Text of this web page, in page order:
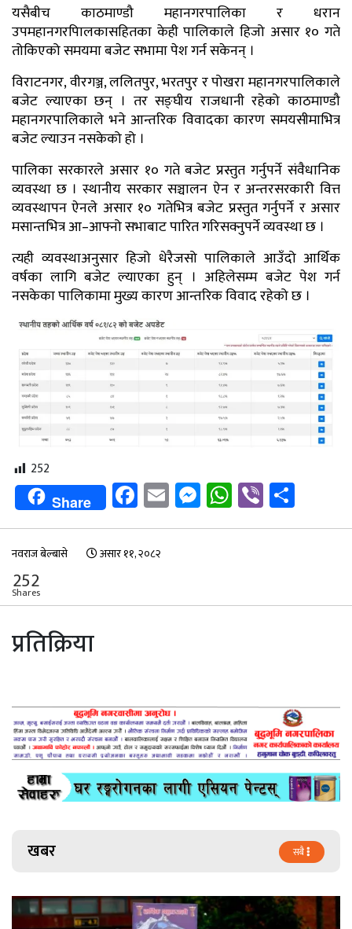
यसैबीच काठमाण्डौ महानगरपालिका र धरान
उपमहानगरपािलकासहितका केही पालिकाले हिजो असार १० गते
तोकिएको समयमा बजेट सभामा पेश गर्न सकेनन् ।
विराटनगर, वीरगञ्ज, ललितपुर, भरतपुर र पोखरा महानगरपालिकाले
बजेट ल्याएका छन् । तर सङ्घीय राजधानी रहेको काठमाण्डौ
महानगरपालिकाले भने आन्तरिक विवादका कारण समयसीमाभित्र
बजेट ल्याउन नसकेको हो ।
पालिका सरकारले असार १० गते बजेट प्रस्तुत गर्नुपर्ने संवैधानिक
व्यवस्था छ । स्थानीय सरकार सञ्चालन ऐन र अन्तरसरकारी वित्त
व्यवस्थापन ऐनले असार १० गतेभित्र बजेट प्रस्तुत गर्नुपर्ने र असार
मसान्तभित्र आ–आफ्नो सभाबाट पारित गरिसक्नुपर्ने व्यवस्था छ ।
त्यही व्यवस्थाअनुसार हिजो धेरैजसो पालिकाले आउँदो आर्थिक
वर्षका लागि बजेट ल्याएका हुन् । अहिलेसम्म बजेट पेश गर्न
नसकेका पालिकामा मुख्य कारण आन्तरिक विवाद रहेको छ ।
252
Share Facebook
EmailMessenger
WhatsApp
Viber
नवराज बेल्बासे असार ११, २०८२
252
Shares
प्रतिक्रिया
खबर सबै